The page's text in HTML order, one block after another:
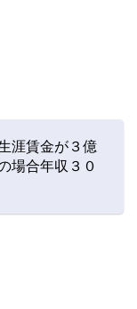
涯賃金が３億
場合年収３０